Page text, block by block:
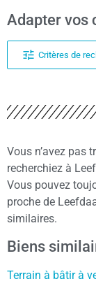
Adapter vos
Critères de
Vous n’avez pas
recherchiez à
Vous pouvez
proche de
similaires.
Biens
Terrain à bâtir à